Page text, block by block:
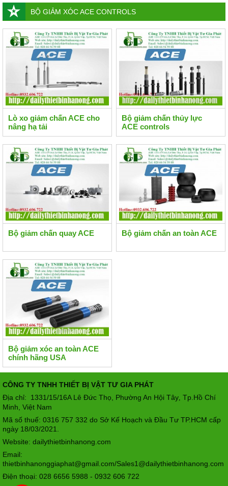
BỘ GIẢM XÓC ACE CONTROLS
Lò xo giảm chấn ACE cho
nâng hạ tải
Bộ giảm chấn thủy lực
ACE controls
Bộ giảm chấn quay ACE Bộ giảm chấn an toàn ACE
Bộ giảm xóc an toàn ACE
chính hãng USA
CÔNG TY TNHH THIẾT BỊ VẬT TƯ GIA PHÁT
Địa chỉ: 1331/15/16A Lê Đức Thọ, Phường An Hội Tây, Tp.Hồ Chí
Minh, Việt Nam
Mã số thuế: 0316 757 332 do Sở Kế Hoạch và Đầu Tư TP.HCM cấp
ngày 18/03/2021.
Website: dailythietbinhanong.com
Email:
thietbinhanonggiaphat@gmail.com/Sales1@dailythietbinhanong.com
Điện thoại: 028 6656 5988 - 0932 606 722